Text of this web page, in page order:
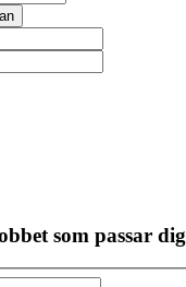
som passar dig